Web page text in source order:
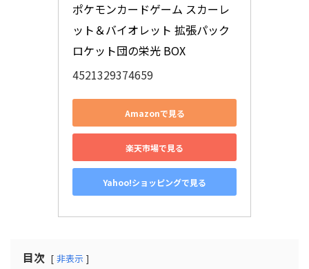
ポケモンカードゲーム スカーレ
ット＆バイオレット 拡張パック
ロケット団の栄光 BOX
4521329374659
Amazonで見る
楽天市場で見る
Yahoo!ショッピングで見る
目次 非表示